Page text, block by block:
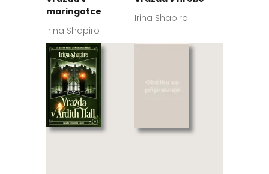
maringotce
Irina Shapiro
Irina Shapiro